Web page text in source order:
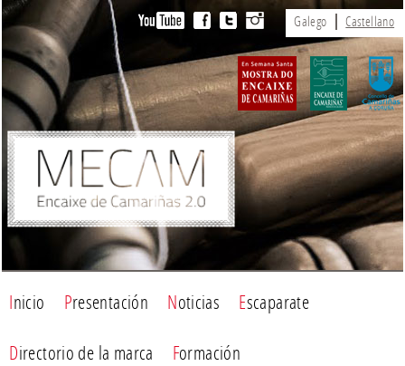
Galego Castellano
Inicio Presentación Noticias Escaparate
Directorio de la marca Formación